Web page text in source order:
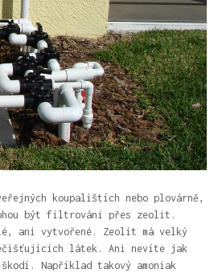
koupalištích nebo plovárně,
být filtrováni přes zeolit.
ani vytvořené. Zeolit má velký
látek. Ani nevíte jak
Například takový amoniak